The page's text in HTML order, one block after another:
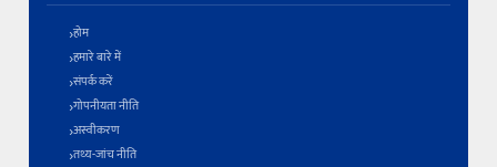
होम
हमारे बारे में
संपर्क करें
गोपनीयता नीति
अस्वीकरण
तथ्य-जांच नीति